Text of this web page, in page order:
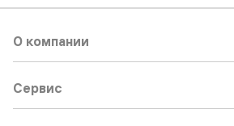
О компании
Сервис